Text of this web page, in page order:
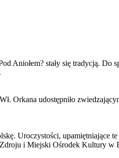
stały się tradycją. Do
udostępniło
Uroczystości, upamiętniające
i Miejski Ośrodek Kultury w